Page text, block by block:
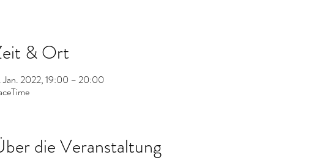
& Ort
Jan. 2022, 19:00 – 20:00
die Veranstaltung